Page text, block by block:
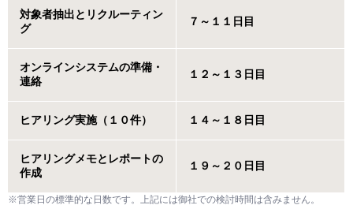
対象者抽出とリクルーティン
グ
７～１１日目
オンラインシステムの準備・
連絡
１２～１３日目
ヒアリング実施（１０件） １４～１８日目
ヒアリングメモとレポートの
作成
１９～２０日目
※営業日の標準的な日数です。上記には御社での検討時間は含みません。